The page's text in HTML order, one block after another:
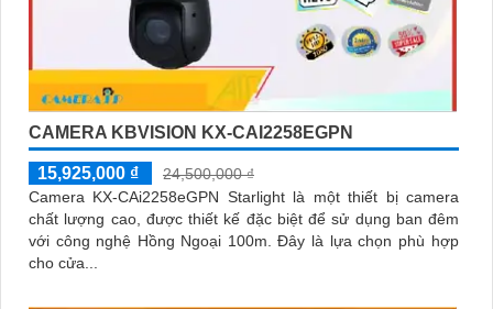
CAMERA KBVISION KX-CAI2258EGPN
15,925,000 ₫
24,500,000 ₫
Camera KX-CAi2258eGPN Starlight là một thiết bị camera
chất lượng cao, được thiết kế đặc biệt để sử dụng ban đêm
với công nghệ Hồng Ngoại 100m. Đây là lựa chọn phù hợp
cho cửa...